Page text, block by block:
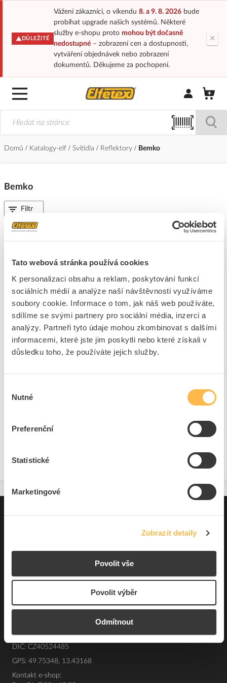
Tato webová stránka používá cookies
K personalizaci obsahu a reklam, poskytování funkcí
sociálních médií a analýze naší návštěvnosti využíváme
soubory cookie. Informace o tom, jak náš web používáte,
sdílíme se svými partnery pro sociální média, inzerci a
analýzy. Partneři tyto údaje mohou zkombinovat s dalšími
informacemi, které jste jim poskytli nebo které získali v
důsledku toho, že používáte jejich služby.
souhlasu
Nutné
Preferenční
Statistické
Marketingové
Zobrazit detaily
Povolit vše
Povolit výběr
Odmítnout
DŮLEŽITÉ
Vážení zákazníci, o víkendu 8. a 9. 8. 2026bude
probíhat upgrade našich systémů. Některé
služby e-shopu proto mohou být dočasně
nedostupné– zobrazení cen a dostupnosti,
vytváření objednávek nebo zobrazení
dokumentů. Děkujeme za pochopení.
×
Přihlásit/
Domů Katalogy-elf Svítidla Reflektory Bemko
Bemko
Řadit podle
BEMKO Svítidlo LED LOFOT 200W 17000lm 6000K
reflektor IP65
Kód ELFETEX
11.369.922
EAN
5900280924278
Kód výrobce
105778
Filtr
Pro zákazníky
Hřbitovní 31a
IČO: 40524485
DIČ: CZ40524485
GPS: 49.75348, 13.43168
Kontakt e-shop: